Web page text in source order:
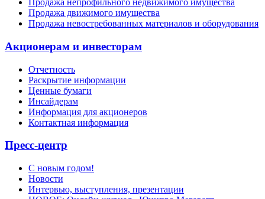
Продажа непрофильного недвижимого имущества
Продажа движимого имущества
Продажа невостребованных материалов и оборудования
Акционерам и инвесторам
Отчетность
Раскрытие информации
Ценные бумаги
Инсайдерам
Информация для акционеров
Контактная информация
Пресс-центр
С новым годом!
Новости
Интервью, выступления, презентации